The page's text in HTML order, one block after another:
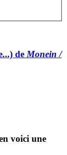
de Monein /
voici une